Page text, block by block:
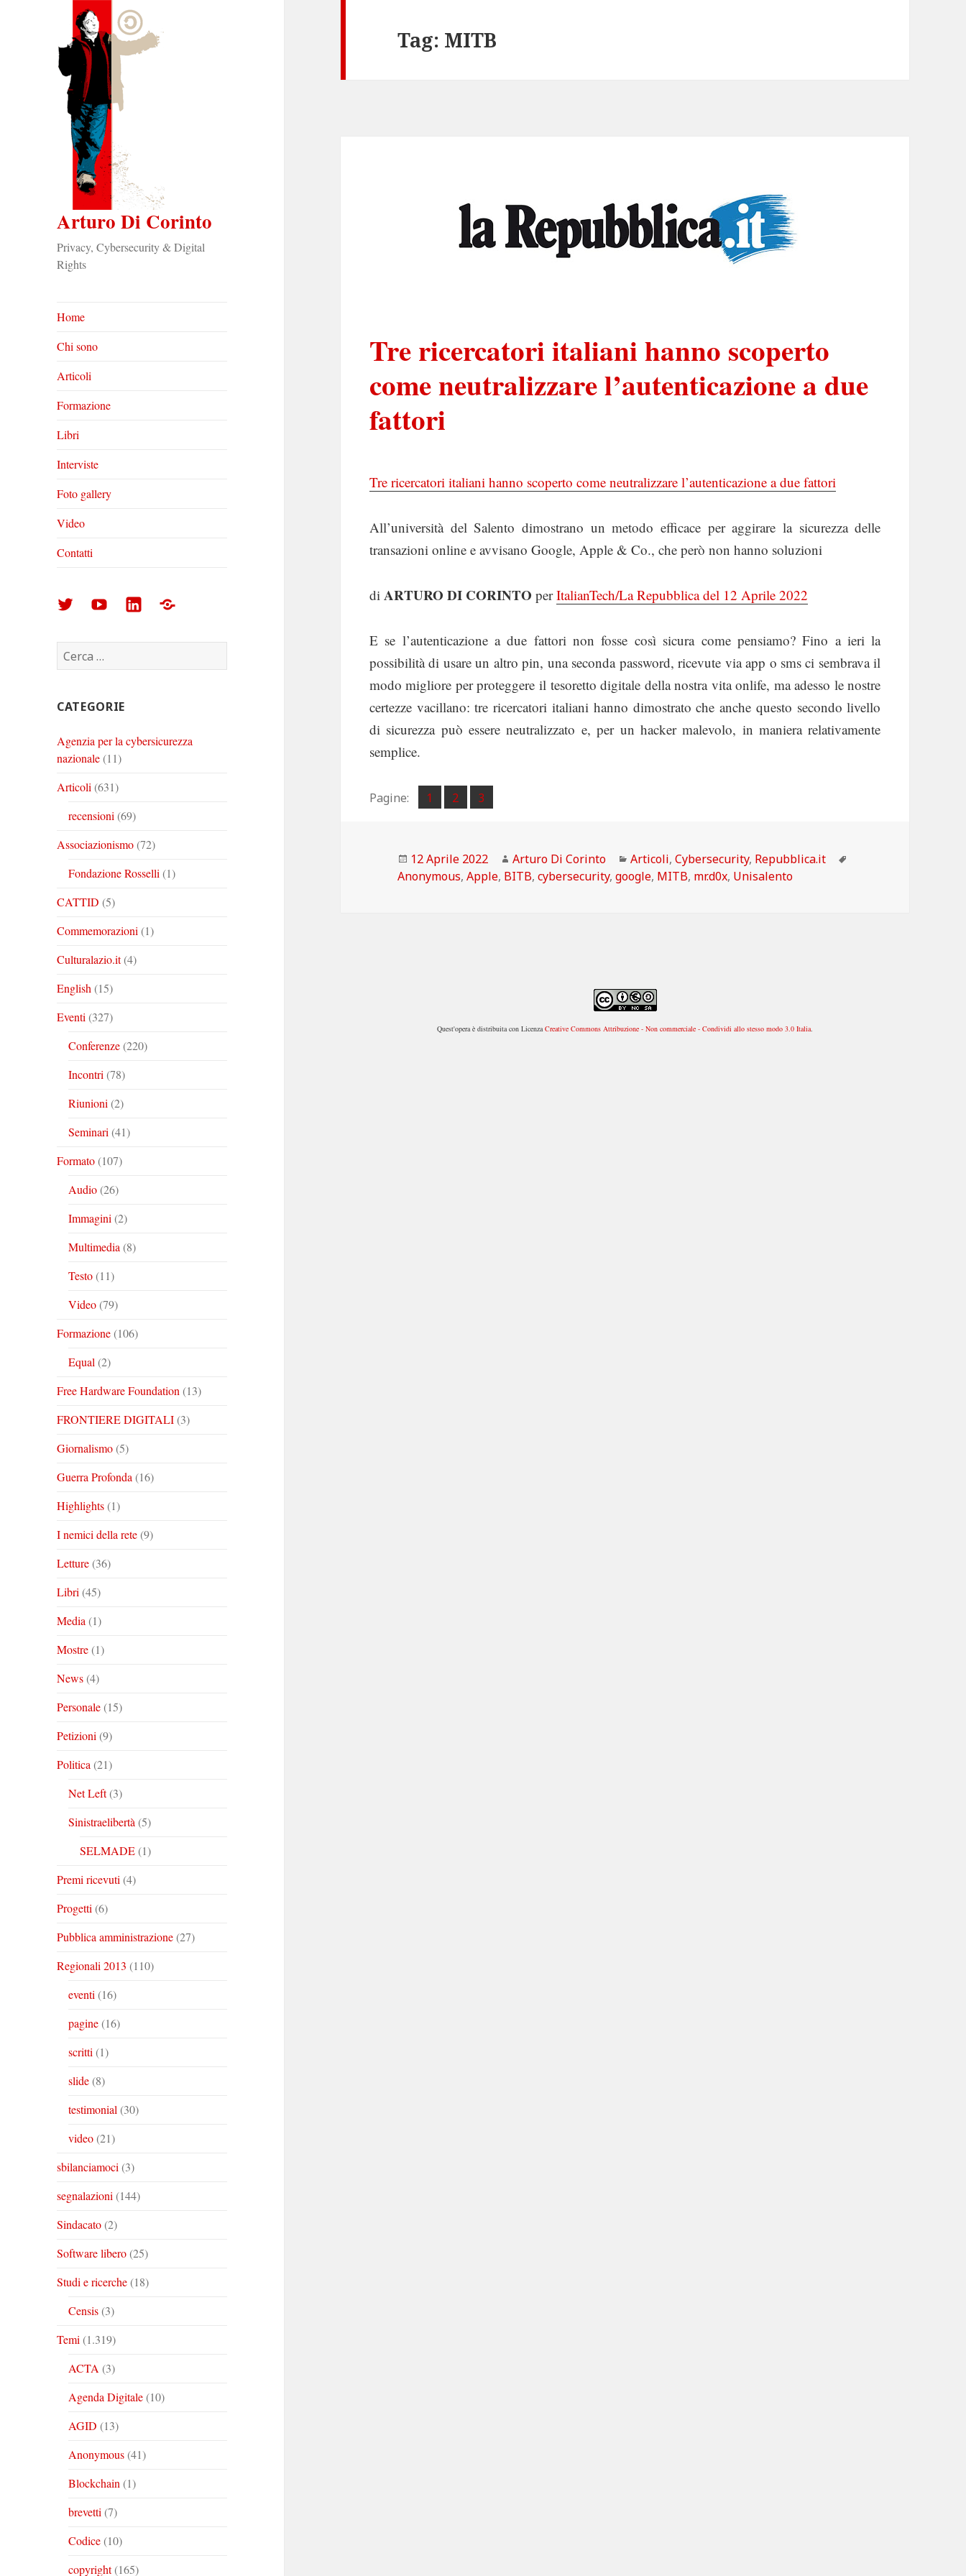
Arturo Di Corinto
Privacy, Cybersecurity & Digital
Rights
Home
Chi sono
Articoli
Formazione
Libri
Interviste
Foto gallery
Video
Contatti
Arturo
Corinto
su
Arturo
Corinto
su
Arturo
su
Foto
Ricerca
per:
CATEGORIE
Agenzia per la cybersicurezza
nazionale(11)
Articoli (631)
recensioni (69)
Associazionismo(72)
Fondazione Rosselli (1)
CATTID (5)
Commemorazioni (1)
Culturalazio.it(4)
English (15)
Eventi (327)
Conferenze(220)
Incontri (78)
Riunioni (2)
Seminari (41)
Formato(107)
Audio(26)
Immagini (2)
Multimedia (8)
Testo(11)
Video(79)
Formazione(106)
Equal (2)
Free Hardware Foundation (13)
FRONTIERE DIGITALI(3)
Giornalismo(5)
Guerra Profonda (16)
Highlights(1)
I nemici della rete(9)
Letture(36)
Libri (45)
Media (1)
Mostre(1)
News(4)
Personale(15)
Petizioni (9)
Politica (21)
Net Left(3)
Sinistraelibertà (5)
SELMADE(1)
Premi ricevuti (4)
Progetti (6)
Pubblica amministrazione(27)
Regionali 2013 (110)
eventi (16)
pagine(16)
scritti (1)
slide(8)
testimonial (30)
video(21)
sbilanciamoci (3)
segnalazioni (144)
Sindacato(2)
Software libero(25)
Studi e ricerche(18)
Censis(3)
Temi (1.319)
ACTA (3)
Agenda Digitale(10)
AGID (13)
Anonymous(41)
Blockchain (1)
brevetti (7)
Codice(10)
copyright(165)
Tag: MITB
Tre ricercatori italiani hanno scoperto
come neutralizzare l’autenticazione a due
fattori
Tre ricercatori italiani hanno scoperto come neutralizzare l’autenticazione a due fattori
All’università del Salento dimostrano un metodo efficace per aggirare la sicurezza delle
transazioni online e avvisano Google, Apple & Co., che però non hanno soluzioni
di ARTURO DI CORINTO perItalianTech/La Repubblica del 12 Aprile 2022
E se l’autenticazione a due fattori non fosse così sicura come pensiamo? Fino a ieri la
possibilità di usare un altro pin, una seconda password, ricevute via app o sms ci sembrava il
modo migliore per proteggere il tesoretto digitale della nostra vita onlife, ma adesso le nostre
certezze vacillano: tre ricercatori italiani hanno dimostrato che anche questo secondo livello
di sicurezza può essere neutralizzato e, per un hacker malevolo, in maniera relativamente
semplice.
Pagine: Pagina
1 ,
Pagina
2 ,
Pagina
3
Scritto
il
12 Aprile 2022 Autore
Arturo Di Corinto Categorie
Articoli,Cybersecurity, Repubblica.it
Anonymous,Apple, BITB,cybersecurity,google, MITB, mr.d0x, Unisalento
Quest'opera è distribuita con LicenzaCreative Commons Attribuzione - Non commerciale - Condividi allo stesso modo 3.0 Italia